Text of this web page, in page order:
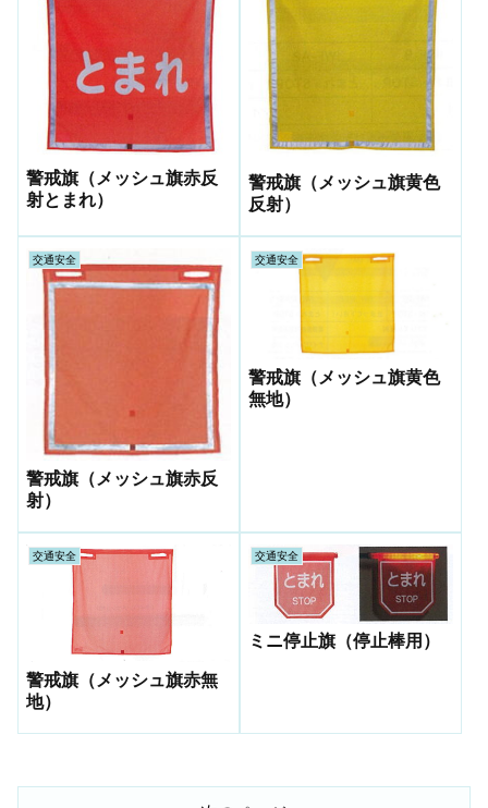
警戒旗（メッシュ旗赤反
射とまれ）
警戒旗（メッシュ旗黄色
反射）
交通安全
警戒旗（メッシュ旗赤反
射）
交通安全
警戒旗（メッシュ旗黄色
無地）
交通安全
警戒旗（メッシュ旗赤無
地）
交通安全
ミニ停止旗（停止棒用）